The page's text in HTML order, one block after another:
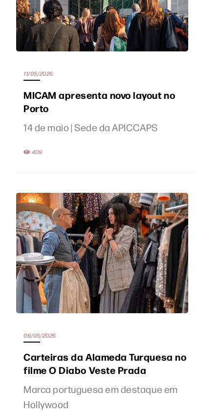
11/05/2026
MICAM apresenta novo layout no
Porto
14 de maio | Sede da APICCAPS
409
06/05/2026
Carteiras da Alameda Turquesa no
filme O Diabo Veste Prada
Marca portuguesa em destaque em
Hollywood